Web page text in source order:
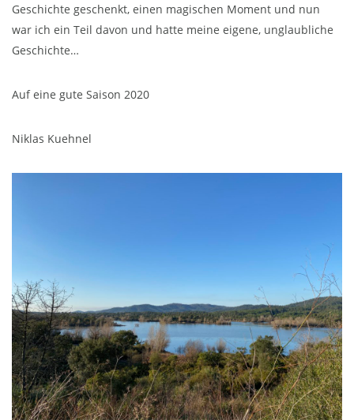
Geschichte geschenkt, einen magischen Moment und nun
war ich ein Teil davon und hatte meine eigene, unglaubliche
Geschichte…
Auf eine gute Saison 2020
Niklas Kuehnel